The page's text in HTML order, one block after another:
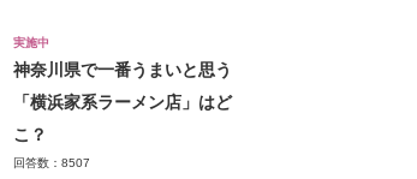
実施中
神奈川県で一番うまいと思う
「横浜家系ラーメン店」はど
こ？
回答数：8507